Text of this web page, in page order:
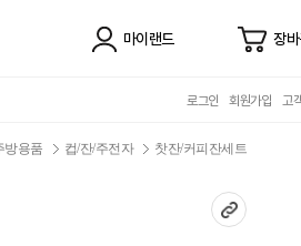
마이랜드 장
로그인 회원가입 고
방용품 컵/잔/주전자 찻잔/커피잔세트